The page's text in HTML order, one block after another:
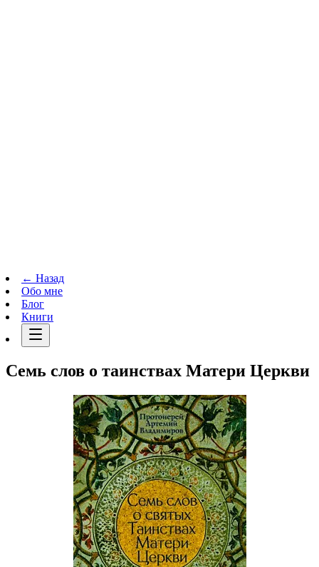
← Назад
Обо мне
Блог
Книги
Семь слов о таинствах Матери Церкви